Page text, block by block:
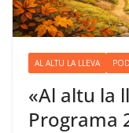
AL ALTU LA LLEVA
«Al altu la
Programa